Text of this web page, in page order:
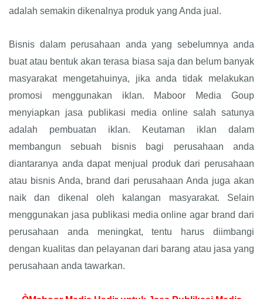
adalah semakin dikenalnya produk yang Anda jual.
Bisnis dalam perusahaan anda yang sebelumnya anda
buat atau bentuk akan terasa biasa saja dan belum banyak
masyarakat mengetahuinya, jika anda tidak melakukan
promosi menggunakan iklan. Maboor Media Goup
menyiapkan jasa publikasi media online salah satunya
adalah pembuatan iklan. Keutaman iklan dalam
membangun sebuah bisnis bagi perusahaan anda
diantaranya anda dapat menjual produk dari perusahaan
atau bisnis Anda, brand dari perusahaan Anda juga akan
naik dan dikenal oleh kalangan masyarakat. Selain
menggunakan jasa publikasi media online agar brand dari
perusahaan anda meningkat, tentu harus diimbangi
dengan kualitas dan pelayanan dari barang atau jasa yang
perusahaan anda tawarkan.